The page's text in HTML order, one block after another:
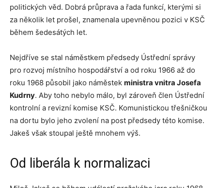
politických věd. Dobrá průprava a řada funkcí, kterými si
za několik let prošel, znamenala upevněnou pozici v KSČ
během šedesátých let.
Nejdříve se stal náměstkem předsedy Ústřední správy
pro rozvoj místního hospodářství a od roku 1966 až do
roku 1968 působil jako náměstek ministra vnitra Josefa
Kudrny. Aby toho nebylo málo, byl zároveň člen Ústřední
kontrolní a revizní komise KSČ. Komunistickou třešničkou
na dortu bylo jeho zvolení na post předsedy této komise.
Jakeš však stoupal ještě mnohem výš.
Od liberála k normalizaci